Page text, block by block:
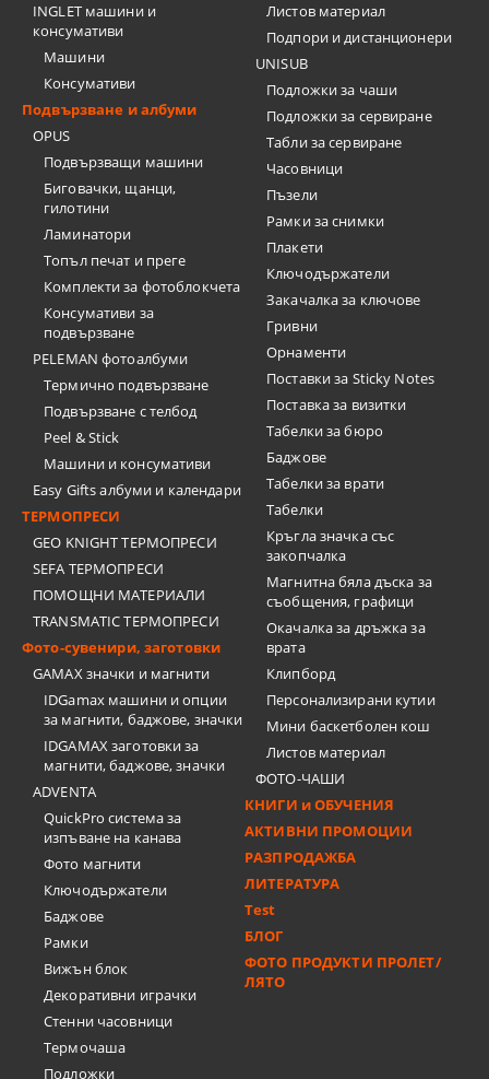
INGLET машини и
консумативи
Машини
Консумативи
Подвързване и албуми
OPUS
Подвързващи машини
Биговачки, щанци,
гилотини
Ламинатори
Топъл печат и преге
Комплекти за фотоблокчета
Консумативи за
подвързване
PELEMAN фотоалбуми
Термично подвързване
Подвързване с телбод
Peel & Stick
Машини и консумативи
Easy Gifts албуми и календари
ТЕРМОПРЕСИ
GEO KNIGHT ТЕРМОПРЕСИ
SEFA ТЕРМОПРЕСИ
ПОМОЩНИ МАТЕРИАЛИ
TRANSMATIC ТЕРМОПРЕСИ
Фото-сувенири, заготовки
GAMAX значки и магнити
IDGamax машини и опции
за магнити, баджове, значки
IDGAMAX заготовки за
магнити, баджове, значки
ADVENTA
QuickPro система за
изпъване на канава
Фото магнити
Ключодържатели
Баджове
Рамки
Вижън блок
Декоративни играчки
Стенни часовници
Термочашa
Подложки
Листов материал
Подпори и дистанционери
UNISUB
Подложки за чаши
Подложки за сервиране
Табли за сервиране
Часовници
Пъзели
Рамки за снимки
Плакети
Ключодържатели
Закачалка за ключове
Гривни
Орнаменти
Поставки за Sticky Notes
Поставка за визитки
Tабелки за бюро
Баджове
Табелки за врати
Табелки
Кръгла значка със
закопчалка
Магнитна бяла дъска за
съобщения, графици
Окачалка за дръжка за
врата
Клипборд
Персонализирани кутии
Мини баскетболен кош
Листов материал
ФОТО-ЧАШИ
КНИГИ и ОБУЧЕНИЯ
АКТИВНИ ПРОМОЦИИ
РАЗПРОДАЖБА
ЛИТЕРАТУРА
Test
БЛОГ
ФОТО ПРОДУКТИ ПРОЛЕТ/
ЛЯТО